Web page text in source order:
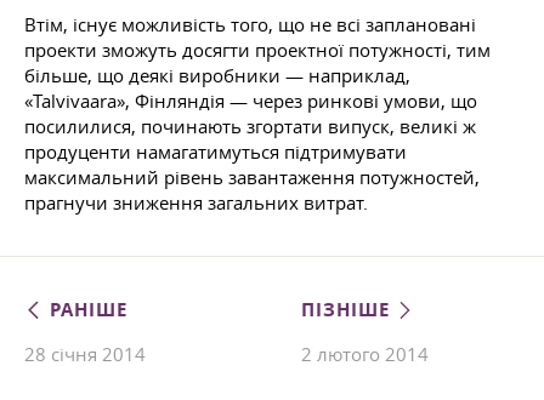
Втім, існує можливість того, що не всі заплановані
проекти зможуть досягти проектної потужності, тим
більше, що деякі виробники — наприклад,
«Talvivaara», Фінляндія — через ринкові умови, що
посилилися, починають згортати випуск, великі ж
продуценти намагатимуться підтримувати
максимальний рівень завантаження потужностей,
прагнучи зниження загальних витрат.
РАНІШЕ
28 січня 2014
ПІЗНІШЕ
2 лютого 2014